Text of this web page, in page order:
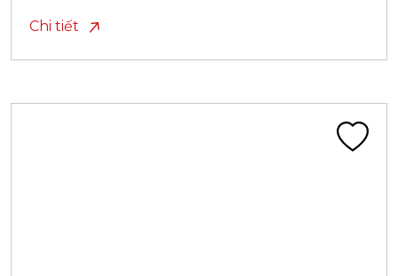
Chi tiết